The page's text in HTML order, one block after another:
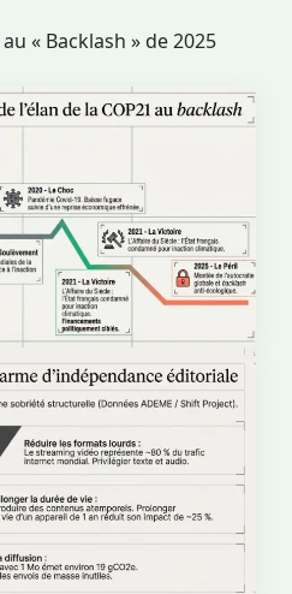
« Backlash » de 2025